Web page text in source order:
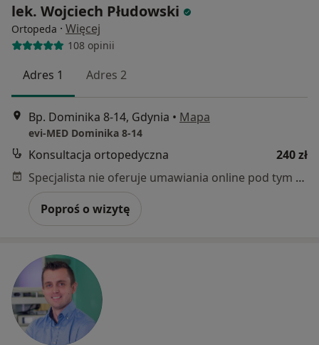
lek. Wojciech Płudowski
Ortopeda · Więcej
108 opinii
Adres 1 Adres 2
Bp. Dominika 8-14, Gdynia • Mapa
evi-MED Dominika 8-14
Konsultacja ortopedyczna
240 zł
Specjalista nie oferuje umawiania online pod tym adresem.
Poproś o wizytę